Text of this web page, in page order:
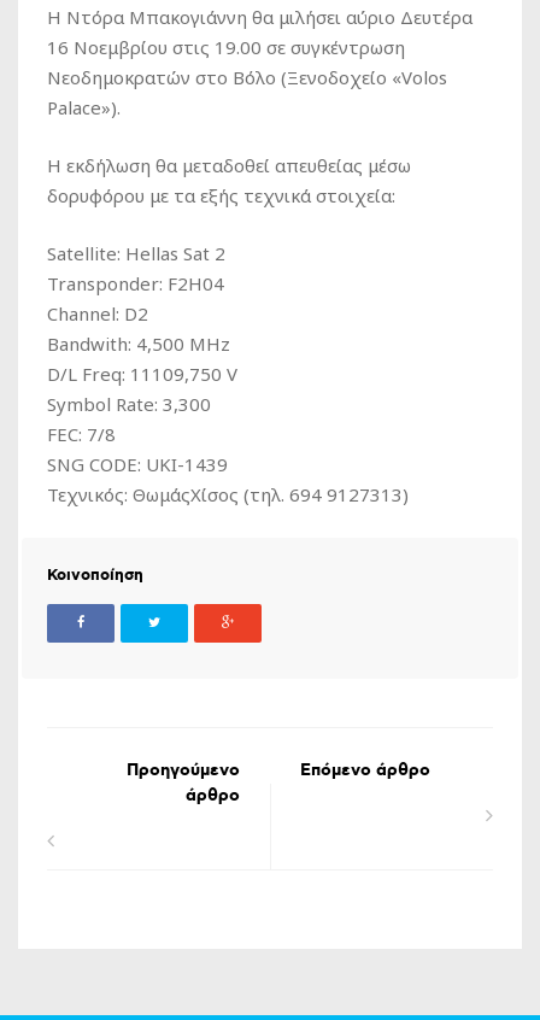
Η Ντόρα Μπακογιάννη θα μιλήσει αύριο Δευτέρα
16 Νοεμβρίου στις 19.00 σε συγκέντρωση
Νεοδημοκρατών στο Βόλο (Ξενοδοχείο «Volos
Palace»).
H εκδήλωση θα μεταδοθεί απευθείας μέσω
δορυφόρου με τα εξής τεχνικά στοιχεία:
Satellite: Hellas Sat 2
Transponder: F2H04
Channel: D2
Bandwith: 4,500 MHz
D/L Freq: 11109,750 V
Symbol Rate: 3,300
FEC: 7/8
SNG CODE: UKI-1439
Τεχνικός: ΘωμάςΧίσος (τηλ. 694 9127313)
Κοινοποίηση
Προηγούμενο
άρθρο
Επόμενο άρθρο